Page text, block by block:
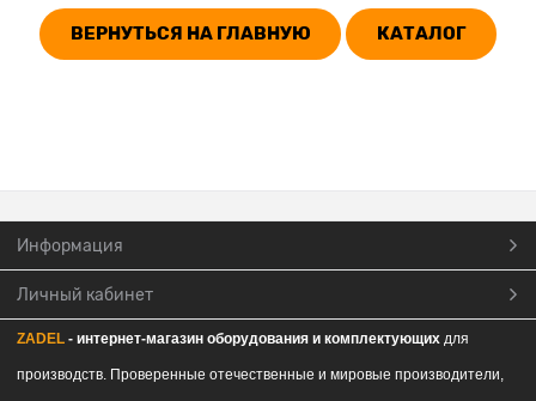
ВЕРНУТЬСЯ НА ГЛАВНУЮ КАТАЛОГ
Информация
Личный кабинет
ZADEL - интернет-магазин оборудования и комплектующих для
производств. Проверенные отечественные и мировые производители,